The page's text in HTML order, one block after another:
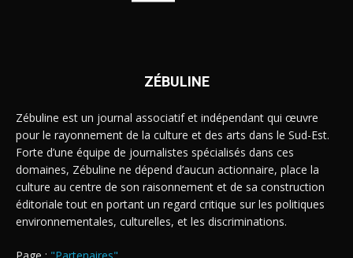
ZÉBULINE
Zébuline est un journal associatif et indépendant qui œuvre
pour le rayonnement de la culture et des arts dans le Sud-Est.
Forte d’une équipe de journalistes spécialisés dans ces
domaines, Zébuline ne dépend d’aucun actionnaire, place la
culture au centre de son raisonnement et de sa construction
éditoriale tout en portant un regard critique sur les politiques
environnementales, culturelles, et les discriminations.